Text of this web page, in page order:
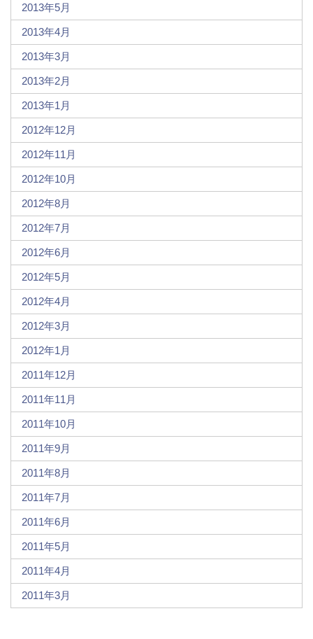
2013年5月
2013年4月
2013年3月
2013年2月
2013年1月
2012年12月
2012年11月
2012年10月
2012年8月
2012年7月
2012年6月
2012年5月
2012年4月
2012年3月
2012年1月
2011年12月
2011年11月
2011年10月
2011年9月
2011年8月
2011年7月
2011年6月
2011年5月
2011年4月
2011年3月